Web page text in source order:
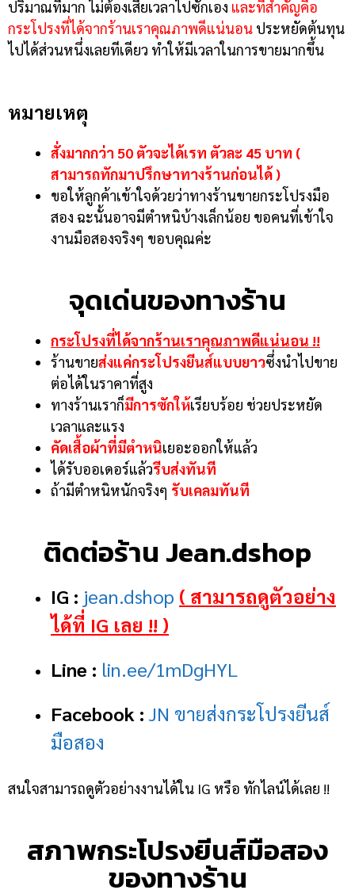
ปริมาณที่มาก ไม่ต้องเสียเวลาไปซักเอง และที่สำคัญคือ
กระโปรงที่ได้จากร้านเราคุณภาพดีแน่นอน ประหยัดต้นทุน
ไปได้ส่วนหนึ่งเลยทีเดียว ทำให้มีเวลาในการขายมากขึ้น
หมายเหตุ
สั่งมากกว่า 50 ตัวจะได้เรท ตัวละ 45 บาท (
สามารถทักมาปรึกษาทางร้านก่อนได้ )
ขอให้ลูกค้าเข้าใจด้วยว่าทางร้านขายกระโปรงมือ
สอง ฉะนั้นอาจมีตำหนิบ้างเล็กน้อย ขอคนที่เข้าใจ
งานมือสองจริงๆ ขอบคุณค่ะ
จุดเด่นของทางร้าน
กระโปรงที่ได้จากร้านเราคุณภาพดีแน่นอน !!
ร้านขายส่งแค่กระโปรงยีนส์แบบยาวซึ่งนำไปขาย
ต่อได้ในราคาที่สูง
ทางร้านเราก็มีการซักให้เรียบร้อย ช่วยประหยัด
เวลาและแรง
คัดเสื้อผ้าที่มีตำหนิเยอะออกให้แล้ว
ได้รับออเดอร์แล้วรีบส่งทันที
ถ้ามีตำหนิหนักจริงๆ รับเคลมทันที
ติดต่อร้าน Jean.dshop
IG : jean.dshop ( สามารถดูตัวอย่าง
ได้ที่ IG เลย !! )
Line : lin.ee/1mDgHYL
Facebook : JN ขายส่งกระโปรงยีนส์
มือสอง
สนใจสามารถดูตัวอย่างงานได้ใน IG หรือ ทักไลน์ได้เลย !!
สภาพกระโปรงยีนส์มือสอง
ของทางร้าน